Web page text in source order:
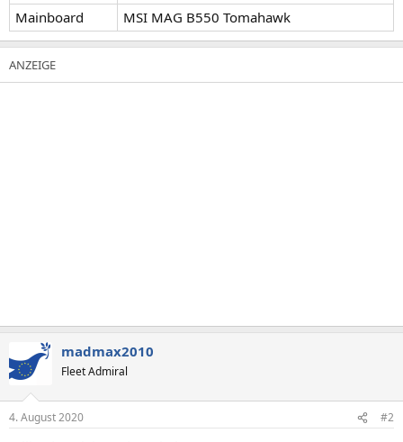
Mainboard
MSI MAG B550 Tomahawk
madmax2010
Fleet Admiral
4. August 2020 #2